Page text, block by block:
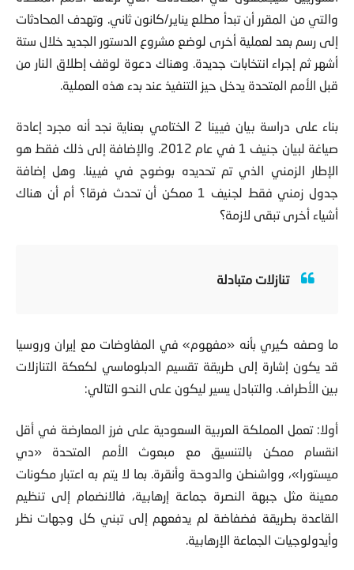
والتي من المقرر أن تبدأ مطلع يناير/كانون ثاني. وتهدف المحادثات
إلى رسم بعد لعملية أخرى لوضع مشروع الدستور الجديد خلال ستة
أشهر ثم إجراء انتخابات جديدة. وهناك دعوة لوقف إطلاق النار من
قبل الأمم المتحدة يدخل حيز التنفيذ عند بدء هذه العملية.
صياغة لبيان جنيف 1 في عام 2012. والإضافة إلى ذلك فقط هو
الإطار الزمني الذي تم تحديده بوضوح في فيينا. وهل إضافة
جدول زمني فقط لجنيف 1 ممكن أن تحدث فرقا؟ أم أن هناك
أشياء أخرى تبقى لازمة؟
قد يكون إشارة إلى طريقة تقسيم الدبلوماسي لكعكة التنازلات
بين الأطراف. والتبادل يسير ليكون على النحو التالي:
انقسام ممكن بالتنسيق مع مبعوث الأمم المتحدة «دي
ميستورا»، وواشنطن والدوحة وأنقرة. بما لا يتم به اعتبار مكونات
معينة مثل جبهة النصرة جماعة إرهابية، فالانضمام إلى تنظيم
القاعدة بطريقة فضفاضة لم يدفعهم إلى تبني كل وجهات نظر
وأيدولوجيات الجماعة الإرهابية.